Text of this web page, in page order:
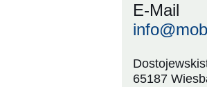
E-Mail
65187